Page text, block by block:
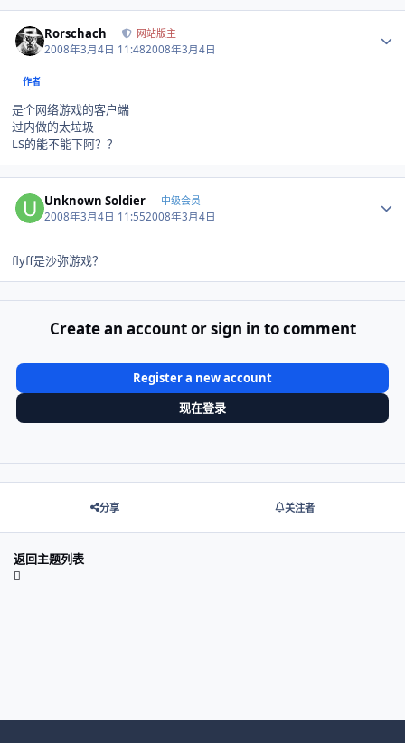
Rorschach 网站版主
2008年3月4日 11:482008年3月4日
作者
是个网络游戏的客户端
过内做的太垃圾
LS的能不能下阿？？
Unknown Soldier 中级会员
2008年3月4日 11:552008年3月4日
flyff是沙弥游戏？
Create an account or sign in to comment
Register a new account
现在登录
分享 关注者
返回主题列表